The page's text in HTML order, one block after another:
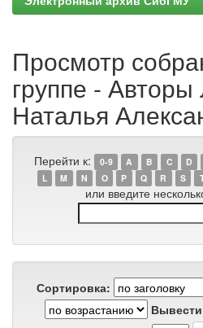
Просмотр
группе -
Наталья
Перейти к: 0-9 A B C D
L
M N O P Q R S
или введите
Сортировка: